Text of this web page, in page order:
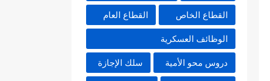
القطاع الخاص القطاع العام
الوظائف العسكرية
دروس محو الأمية سلك الإجازة